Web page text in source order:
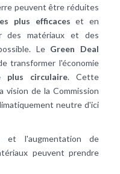
peuvent être réduites
plus efficaces et en
des matériaux et des
Le Green Deal
transformer l'économie
plus circulaire. Cette
de la Commission
neutre d'ici
et l'augmentation de
peuvent prendre